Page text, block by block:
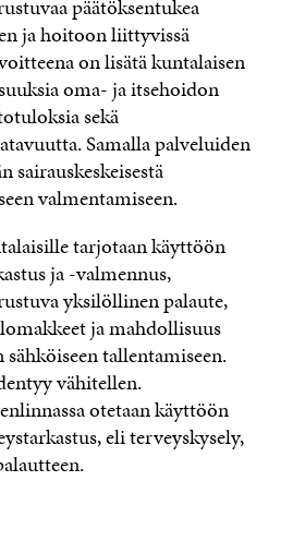
päätöksentukea
ja hoitoon liittyvissä
on lisätä kuntalaisen
oma- ja itsehoidon
sekä
Samalla palveluiden
sairauskeskeisestä
valmentamiseen.
tarjotaan käyttöön
ja -valmennus,
yksilöllinen palaute,
ja mahdollisuus
tallentamiseen.
vähitellen.
otetaan käyttöön
eli terveyskysely,